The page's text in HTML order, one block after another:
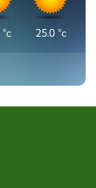
°c 25.0 °c